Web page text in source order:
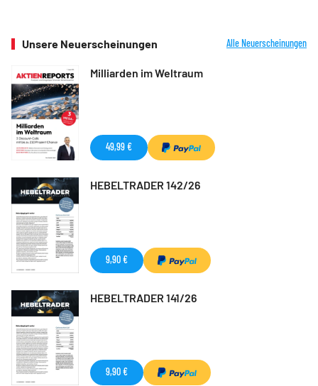
Unsere Neuerscheinungen Alle Neuerscheinungen
Milliarden im Weltraum
49,99 €
HEBELTRADER 142/26
9,90 €
HEBELTRADER 141/26
9,90 €